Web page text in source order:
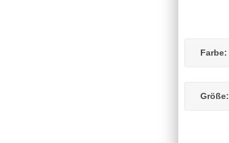
Farbe:
Größe: